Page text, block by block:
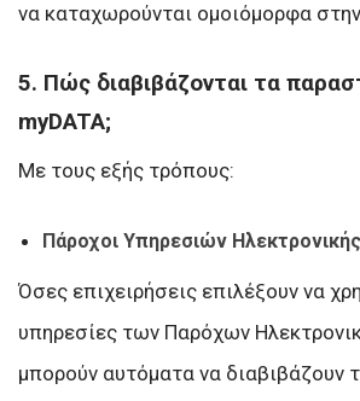
να καταχωρούνται ομοιόμορφα
5. Πώς διαβιβάζονται τα
myDATA;
Με τους εξής τρόπους:
Πάροχοι Υπηρεσιών
Όσες επιχειρήσεις επιλέξουν να
υπηρεσίες των Παρόχων
μπορούν αυτόματα να διαβιβάζουν